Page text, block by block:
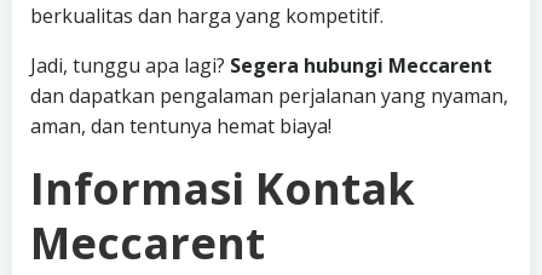
berkualitas dan harga yang kompetitif.
Jadi, tunggu apa lagi? Segera hubungi Meccarent
dan dapatkan pengalaman perjalanan yang nyaman,
aman, dan tentunya hemat biaya!
Informasi Kontak
Meccarent